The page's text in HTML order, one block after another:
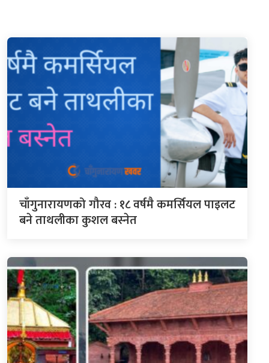
चाँगुनारायणको गौरव : १८ वर्षमै कमर्सियल पाइलट
बने ताथलीका कुशल बस्नेत